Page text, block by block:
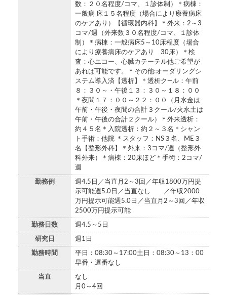
数：２０名程度/コマ、１診体制）＊病棟：
一般病 床１５名程度（場合により療養病床
のケアあり）【循環器内科】＊外来：2～3
コマ/週（外来数３０名程度/コマ、１診体
制）＊病棟：一般病床5～10床程度（場合
により療養病床のケアあり 30床）＊検
査：心エコー、心臓カテーテル他ご希望が
あれば可能です。＊その他:オーダリングシ
ステム導入済【透析】＊透析ク―ル：午前
８：３０～・午後１３：３０～１８：００
＊夜間１７：００～２２：００（月水金は
午前・午後・夜間の合計３クール/火水土は
午前・午後の合計２クール）＊外来透析：
約４５名＊入院透析：約２～３名＊シャン
ト手術：他院 ＊スタッフ：NS３名、ME３
名【整形外科】＊外来：3コマ/週（整形外
科外来）＊病棟：20床ほど＊手術：2コマ/
週
勤務例
週4.5日／当直月2～3回／年収1800万円提
示可能週5.0日／当直なし ／年収2000
万円提示可能週5.0日／当直月2～3回／年収
2500万円提示可能
勤務日数 週4.5～5日
研究日 週1日
勤務時間
平日：08:30～17:00土日：08:30～13：00
早番・遅番なし
当直
なし
月0～4回